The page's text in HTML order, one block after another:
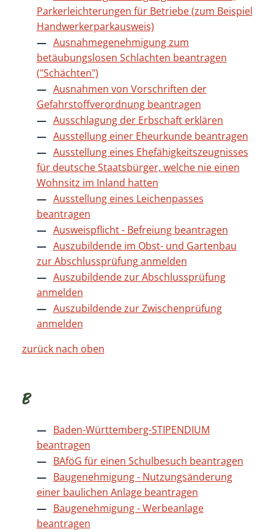
Parkerleichterungen für Betriebe (zum Beispiel
Handwerkerparkausweis)
Ausnahmegenehmigung zum
betäubungslosen Schlachten beantragen
("Schächten")
Ausnahmen von Vorschriften der
Gefahrstoffverordnung beantragen
Ausschlagung der Erbschaft erklären
Ausstellung einer Eheurkunde beantragen
Ausstellung eines Ehefähigkeitszeugnisses
für deutsche Staatsbürger, welche nie einen
Wohnsitz im Inland hatten
Ausstellung eines Leichenpasses
beantragen
Ausweispflicht - Befreiung beantragen
Auszubildende im Obst- und Gartenbau
zur Abschlussprüfung anmelden
Auszubildende zur Abschlussprüfung
anmelden
Auszubildende zur Zwischenprüfung
anmelden
zurück nach oben
B
Baden-Württemberg-STIPENDIUM
beantragen
BAföG für einen Schulbesuch beantragen
Baugenehmigung - Nutzungsänderung
einer baulichen Anlage beantragen
Baugenehmigung - Werbeanlage
beantragen